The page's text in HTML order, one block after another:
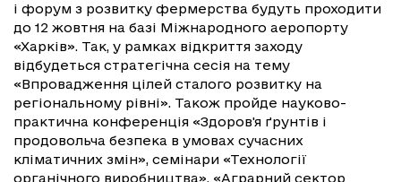
і форум з розвитку фермерства будуть проходити
до 12 жовтня на базі Міжнародного аеропорту
«Харків». Так, у рамках відкриття заходу
відбудеться стратегічна сесія на тему
«Впровадження цілей сталого розвитку на
регіональному рівні». Також пройде науково-
практична конференція «Здоров'я ґрунтів і
продовольча безпека в умовах сучасних
кліматичних змін», семінари «Технології
органічного виробництва», «Аграрний сектор